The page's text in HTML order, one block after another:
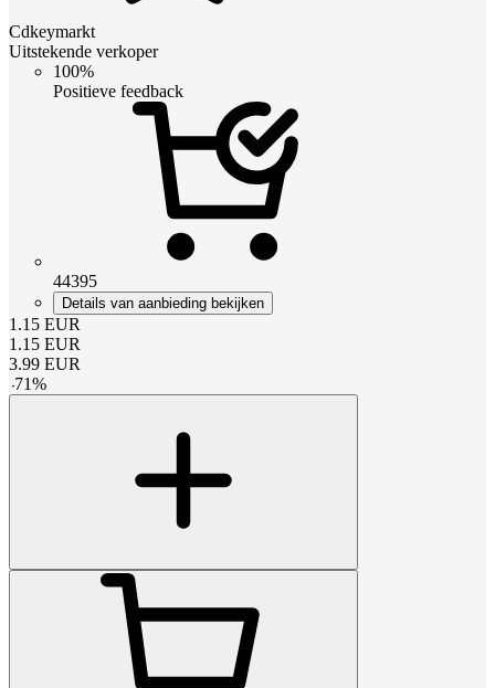
Cdkeymarkt
Uitstekende verkoper
100%
Positieve feedback
44395
Details van aanbieding bekijken
1.15 EUR
1.15 EUR
3.99 EUR
-71%